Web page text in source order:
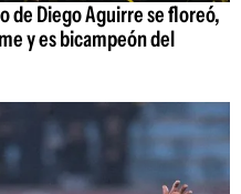
de Diego Aguirre se floreó,
y es bicampeón del